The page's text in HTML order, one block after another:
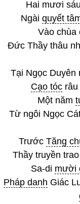
Hai mươi
Ngài quyết
Vào chùa
Đức Thầy thâu
Tại Ngọc Duyên
Cạo tóc
Một năm
Từ ngôi Ngọc
Trước Tăng
Thầy truyền trao
Sa-di mười
Pháp danh Giác